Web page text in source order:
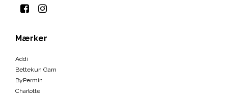
Mærker
Addi
Bettekun Garn
ByPermin
Charlotte